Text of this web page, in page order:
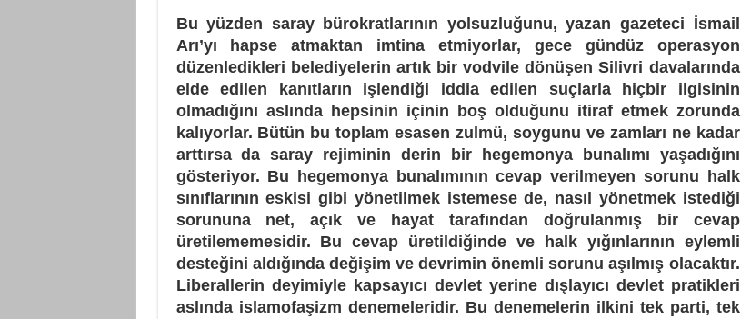
Bu yüzden saray bürokratlarının yolsuzluğunu, yazan gazeteci İsmail
Arı’yı hapse atmaktan imtina etmiyorlar, gece gündüz operasyon
düzenledikleri belediyelerin artık bir vodvile dönüşen Silivri davalarında
elde edilen kanıtların işlendiği iddia edilen suçlarla hiçbir ilgisinin
olmadığını aslında hepsinin içinin boş olduğunu itiraf etmek zorunda
kalıyorlar. Bütün bu toplam esasen zulmü, soygunu ve zamları ne kadar
arttırsa da saray rejiminin derin bir hegemonya bunalımı yaşadığını
gösteriyor. Bu hegemonya bunalımının cevap verilmeyen sorunu halk
sınıflarının eskisi gibi yönetilmek istemese de, nasıl yönetmek istediği
sorununa net, açık ve hayat tarafından doğrulanmış bir cevap
üretilememesidir. Bu cevap üretildiğinde ve halk yığınlarının eylemli
desteğini aldığında değişim ve devrimin önemli sorunu aşılmış olacaktır.
Liberallerin deyimiyle kapsayıcı devlet yerine dışlayıcı devlet pratikleri
aslında islamofaşizm denemeleridir. Bu denemelerin ilkini tek parti, tek